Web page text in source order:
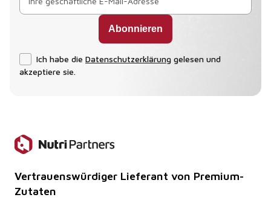
Ich habe die Datenschutzerklärung gelesen und
akzeptiere sie.
Vertrauenswürdiger Lieferant von Premium-
Zutaten